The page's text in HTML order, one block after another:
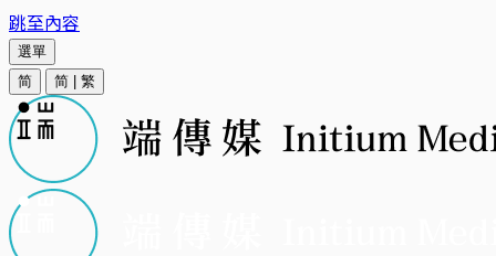
跳至內容
選單
简
简 繁